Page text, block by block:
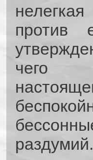
против
чего
раздумий.